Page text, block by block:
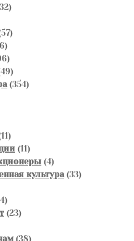
132
5757
106
товаров
496
товаров
4949
товаров
354354
1111
товаров
1111
товаров
44
товара
культура 3333
34
товара
2323
3838